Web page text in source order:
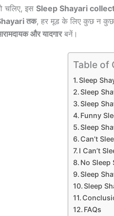
चलिए, इस Sleep Shayari
तक, हर मूड के लिए कुछ न कुछ
और यादगारबनें।
Table of
Sleep
Sleep
Sleep
Funny
Sleep
Can’t
I Can’t
No Sleep
Sleep
Sleep
FAQs